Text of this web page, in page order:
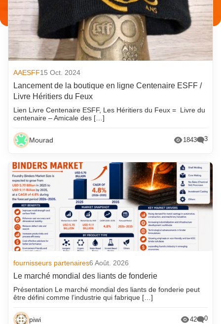
AAESFF15 Oct. 2024
Lancement de la boutique en ligne Centenaire ESFF /
Livre Héritiers du Feux
Lien Livre Centenaire ESFF, Les Héritiers du Feux = Livre du
centenaire – Amicale des […]
Mourad 1843 3
fournisseurs partenaires6 Août. 2026
Le marché mondial des liants de fonderie
Présentation Le marché mondial des liants de fonderie peut
être défini comme l’industrie qui fabrique […]
piwi 42 0